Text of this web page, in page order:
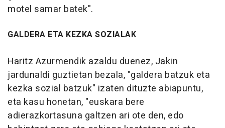
motel samar batek".
GALDERA ETA KEZKA SOZIALAK
Haritz Azurmendik azaldu duenez, Jakin
jardunaldi guztietan bezala, "galdera batzuk eta
kezka sozial batzuk" izaten dituzte abiapuntu,
eta kasu honetan, "euskara bere
adierazkortasuna galtzen ari ote den, edo